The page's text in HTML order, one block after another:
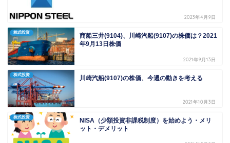
2023年4月9日
株式投資
商船三井(9104)、川崎汽船(9107)の株価は？2021
年9月13日株価
2021年9月13日
株式投資 川崎汽船(9107)の株価、今週の動きを考える
2021年10月3日
株式投資
NISA（少額投資非課税制度）を始めよう・メリ
ット・デメリット